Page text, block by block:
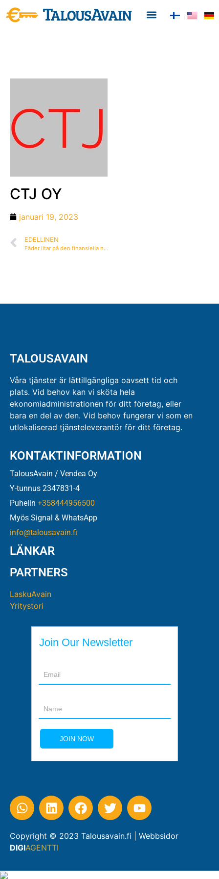
CTJ OY
januari 19, 2023
EDELLINEN
Fäder litar på den finansiella nyckeln!
TALOUSAVAIN
Våra tjänster är lättillgängliga oavsett tid och
plats. Vid behov kan vi sköta hela
ekonomiadministrationen för ditt företag, eller
bara en del av den. Vid behov fungerar vi som en
utlokaliserad tjänsteleverantör för ditt företag.
KONTAKTINFORMATION
TalousAvain / Vendea Oy
Y-tunnus 2347831-4
Puhelin +358444956500
Myös Signal & WhatsApp
info@talousavain.fi
LÄNKAR
PARTNERS
LaskuAvain
Yritystori
Join Our Newsletter
Copyright © 2023 Talousavain.fi | Webbsidor
DIGIAGENTTI